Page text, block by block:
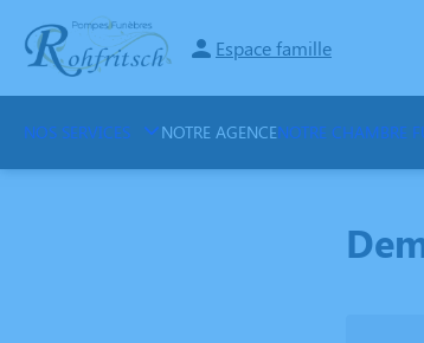
contenu
Espace famille
NOS SERVICES NOTRE AGENCENOTRE CHAMBRE